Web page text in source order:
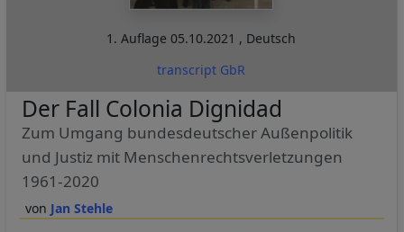
1. Auflage05.10.2021 , Deutsch
transcript GbR
Jan Stehle
Der Fall Colonia Dignidad
Zum Umgang bundesdeutscher Außenpolitik
und Justiz mit Menschenrechtsverletzungen
1961-2020